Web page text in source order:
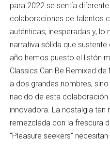
para 2022 se sentía
colaboraciones de talentos
auténticas, inesperadas y, lo
narrativa sólida que
año hemos puesto el listón
Classics Can Be Remixed
a dos grandes nombres,
nacido de esta
innovadora. La nostalgia tan
remezclada con la frescura
“Pleasure seekers” necesitan